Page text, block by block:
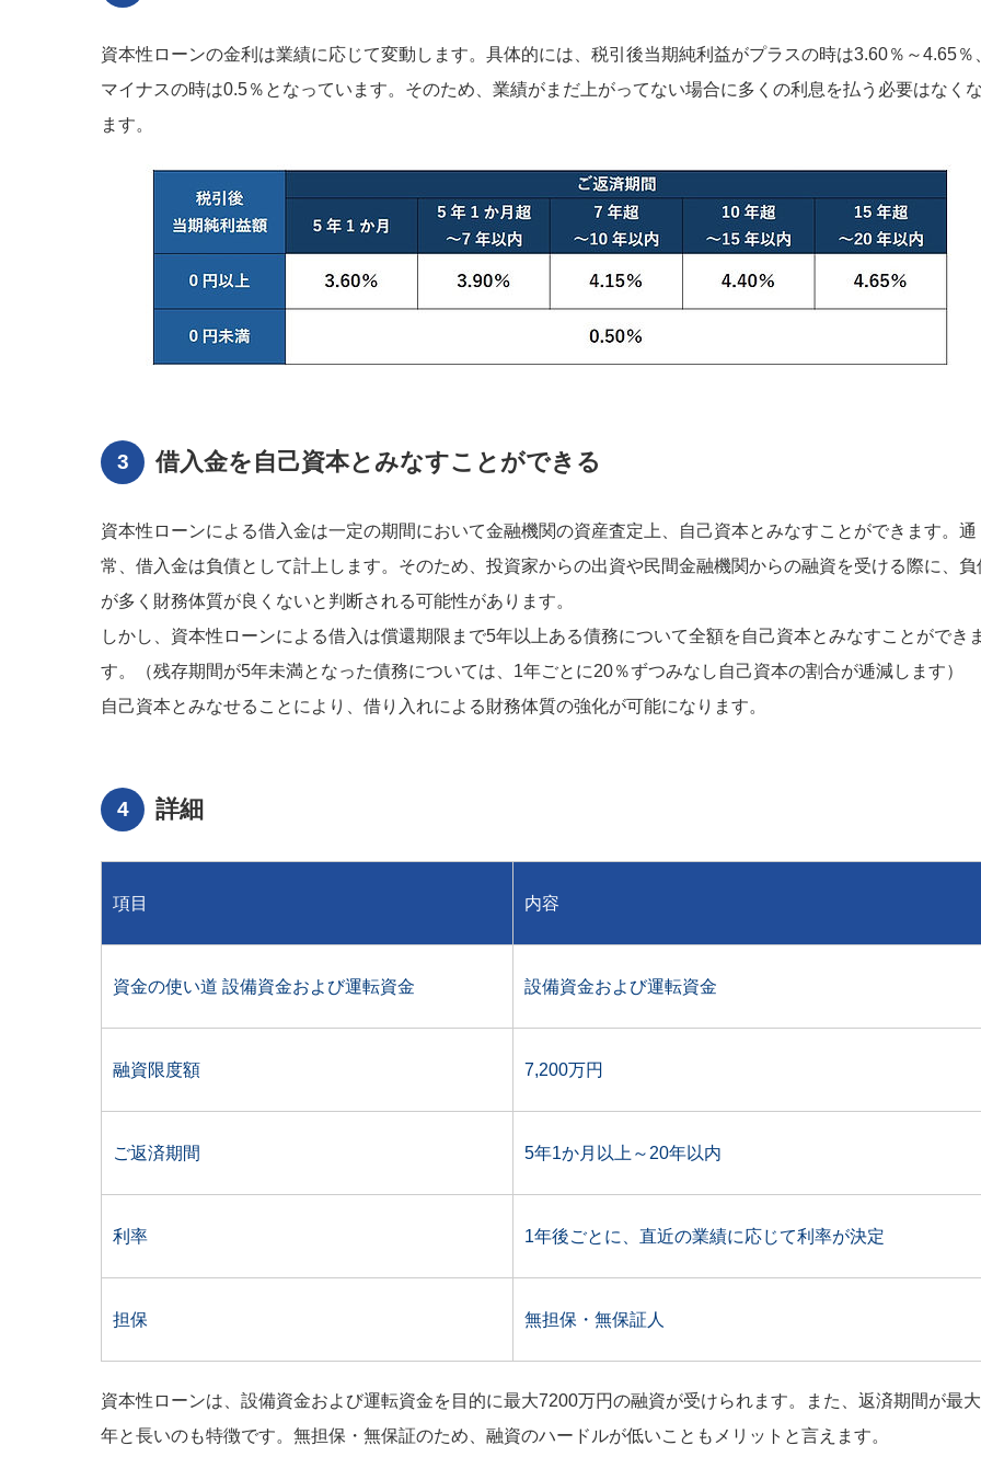
資本性ローンの金利は業績に応じて変動します。具体的には、税引後当期純利益がプラスの時は3.60％～4.65％
マイナスの時は0.5％となっています。そのため、業績がまだ上がってない場合に多くの利息を払う必要はなく
ます。
借入金を自己資本とみなすことができる
資本性ローンによる借入金は一定の期間において金融機関の資産査定上、自己資本とみなすことができます。通
常、借入金は負債として計上します。そのため、投資家からの出資や民間金融機関からの融資を受ける際に、負
が多く財務体質が良くないと判断される可能性があります。
しかし、資本性ローンによる借入は償還期限まで5年以上ある債務について全額を自己資本とみなすことができ
す。（残存期間が5年未満となった債務については、1年ごとに20％ずつみなし自己資本の割合が逓減します）
自己資本とみなせることにより、借り入れによる財務体質の強化が可能になります。
詳細
項目 内容
資金の使い道 設備資金および運転資金 設備資金および運転資金
融資限度額 7,200万円
ご返済期間 5年1か月以上～20年以内
利率 1年後ごとに、直近の業績に応じて利率が決定
担保 無担保・無保証人
資本性ローンは、設備資金および運転資金を目的に最大7200万円の融資が受けられます。また、返済期間が最
年と長いのも特徴です。無担保・無保証のため、融資のハードルが低いこともメリットと言えます。